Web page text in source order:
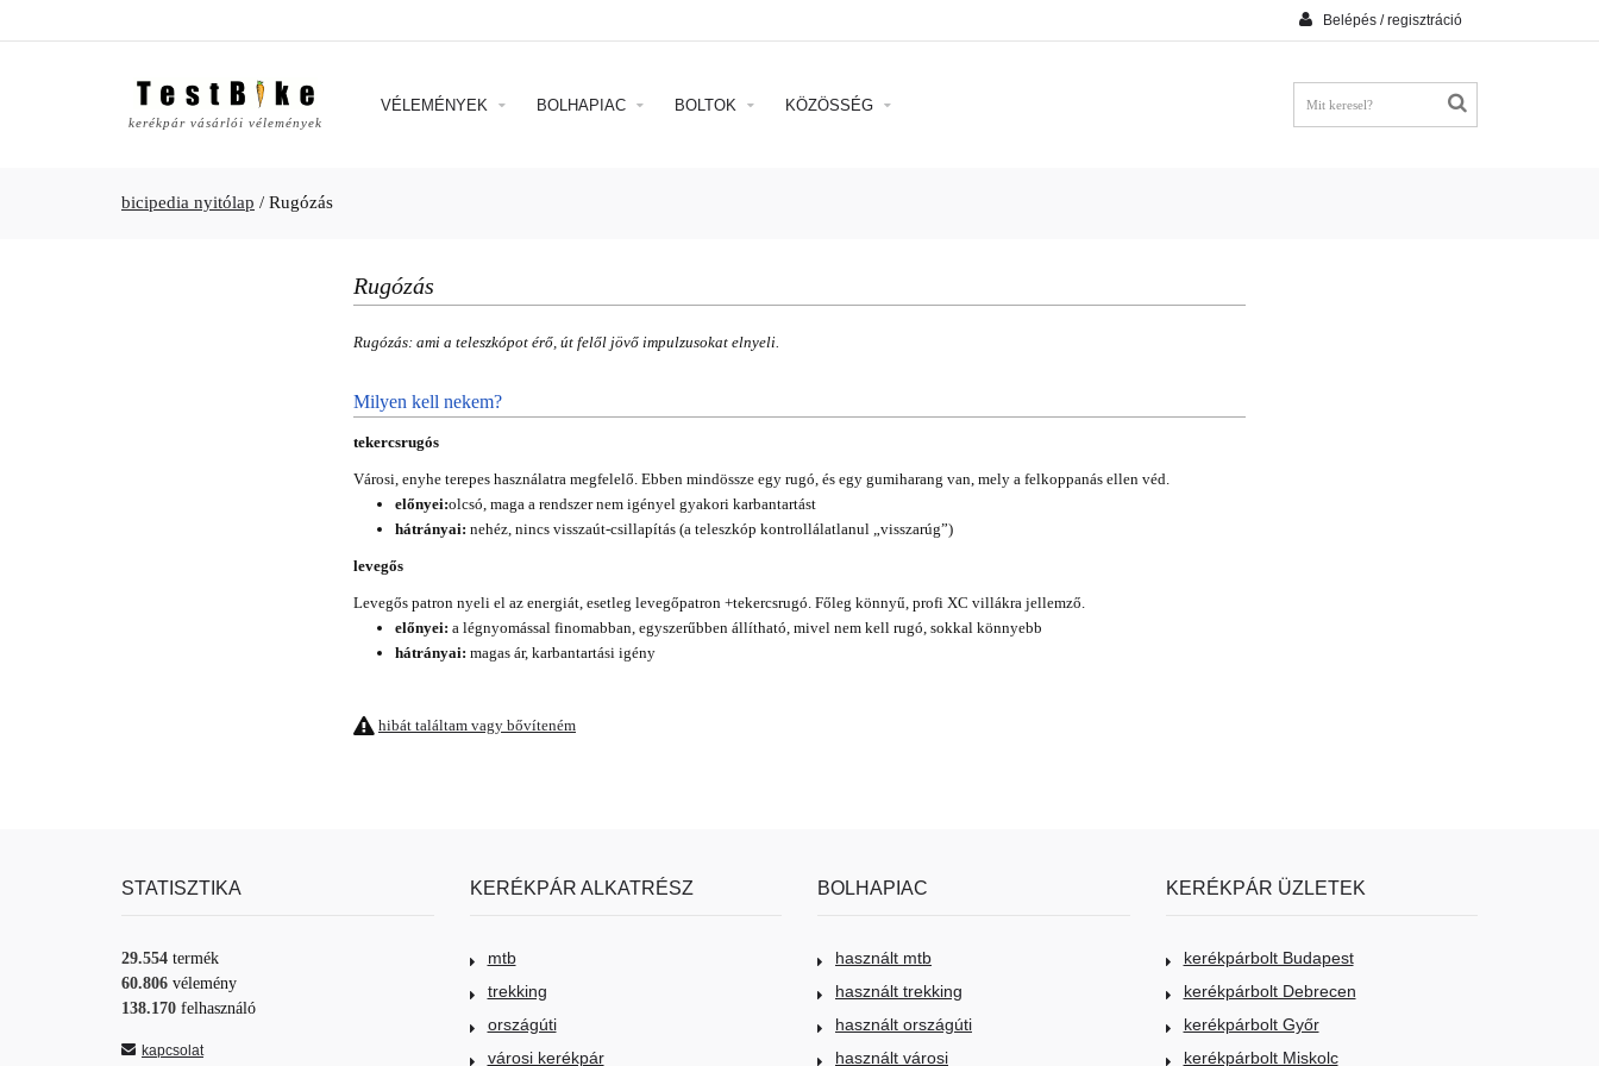
Belépés / regisztráció
kerékpár vásárlói vélemények
VÉLEMÉNYEK BOLHAPIAC BOLTOK KÖZÖSSÉG
bicipedia nyitólap / Rugózás
Rugózás
Rugózás: ami a teleszkópot érő, út felől jövő impulzusokat elnyeli.
Milyen kell nekem?
tekercsrugós
Városi, enyhe terepes használatra megfelelő. Ebben mindössze egy rugó, és egy gumiharang van, mely a felkoppanás ellen véd.
előnyei:olcsó, maga a rendszer nem igényel gyakori karbantartást
hátrányai: nehéz, nincs visszaút-csillapítás (a teleszkóp kontrollálatlanul „visszarúg”)
levegős
Levegős patron nyeli el az energiát, esetleg levegőpatron +tekercsrugó. Főleg könnyű, profi XC villákra jellemző.
előnyei: a légnyomással finomabban, egyszerűbben állítható, mivel nem kell rugó, sokkal könnyebb
hátrányai: magas ár, karbantartási igény
hibát találtam vagy bővíteném
STATISZTIKA
29.554 termék
60.806 vélemény
138.170 felhasználó
kapcsolat
KERÉKPÁR ALKATRÉSZ
mtb
trekking
országúti
városi kerékpár
BOLHAPIAC
használt mtb
használt trekking
használt országúti
használt városi
KERÉKPÁR ÜZLETEK
kerékpárbolt Budapest
kerékpárbolt Debrecen
kerékpárbolt Győr
kerékpárbolt Miskolc